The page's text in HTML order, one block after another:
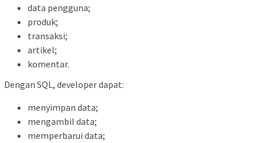
data pengguna;
produk;
transaksi;
artikel;
komentar.
Dengan SQL, developer dapat:
menyimpan data;
mengambil data;
memperbarui data;